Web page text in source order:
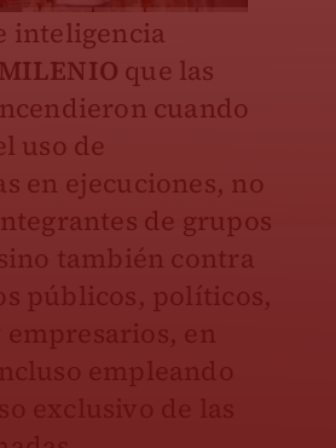
inteligencia
MILENIO que las
cuando
uso de
en ejecuciones, no
de grupos
también contra
públicos, políticos,
empresarios, en
empleando